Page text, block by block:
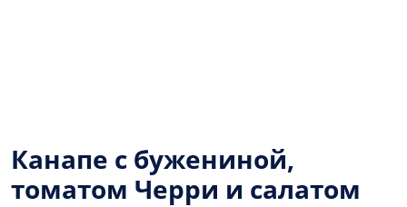
Канапе с бужениной,
томатом Черри и салатом